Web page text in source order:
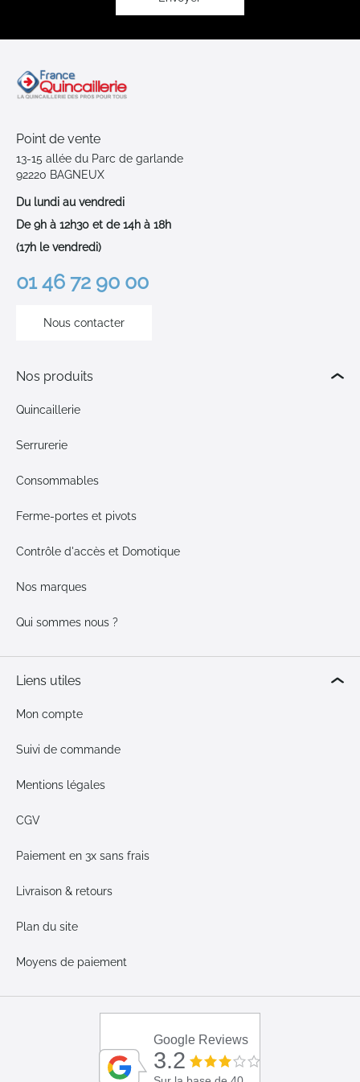
Point de vente
13-15 allée du Parc de garlande
92220 BAGNEUX
Du lundi au vendredi
De 9h à 12h30 et de 14h à 18h
(17h le vendredi)
01 46 72 90 00
Nous contacter
Nos produits
Quincaillerie
Serrurerie
Consommables
Ferme-portes et pivots
Contrôle d'accès et Domotique
Nos marques
Qui sommes nous ?
Liens utiles
Mon compte
Suivi de commande
Mentions légales
CGV
Paiement en 3x sans frais
Livraison & retours
Plan du site
Moyens de paiement
Google Reviews
3.2